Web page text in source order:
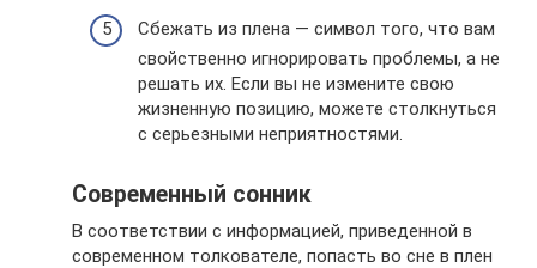
Сбежать из плена — символ того, что вам
свойственно игнорировать проблемы, а не
решать их. Если вы не измените свою
жизненную позицию, можете столкнуться
с серьезными неприятностями.
Современный сонник
В соответствии с информацией, приведенной в
современном толкователе, попасть во сне в плен